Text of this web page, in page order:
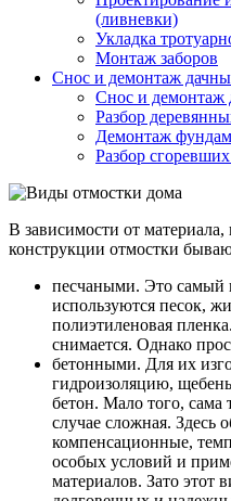
(ливневки)
Укладка
Монтаж заборов
Снос и демонтаж
Снос и демонтаж
Разбор
Демонтаж
Разбор
В зависимости от
конструкции отмостки
песчаными. Это самый
используются песок,
полиэтиленовая
снимается. Однако
бетонными. Для их
гидроизоляцию,
бетон. Мало того, сама
случае сложная. Здесь
компенсационные,
особых условий и
материалов. Зато этот